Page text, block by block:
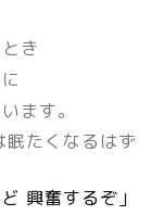
き
ます。
眠たくなるはず
興奮するぞ」